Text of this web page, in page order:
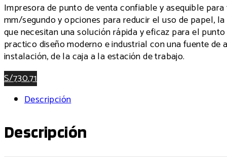
Impresora de punto de venta confiable y asequible
mm/segundo y opciones para reducir el uso de papel,
que necesitan una solución rápida y eficaz para el
practico diseño moderno e industrial con una fuente
instalación, de la caja a la estación de trabajo.
S/730.71
Descripción
Descripción